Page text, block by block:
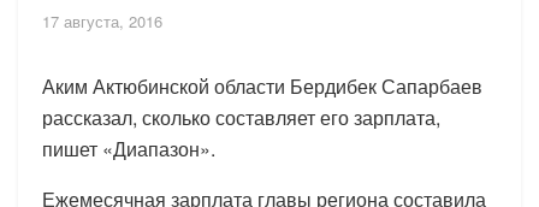
17 августа, 2016
Аким Актюбинской области Бердибек Сапарбаев
рассказал, сколько составляет его зарплата,
пишет «Диапазон».
Ежемесячная зарплата главы региона составила